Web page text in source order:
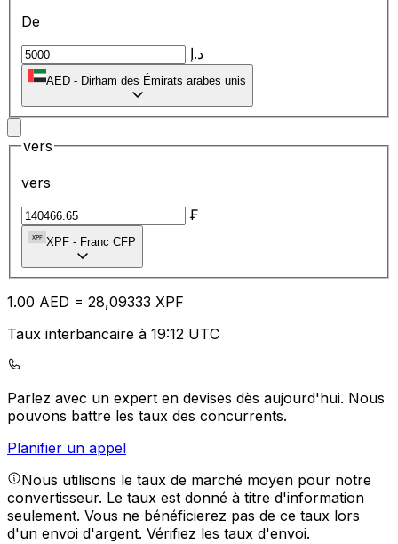
De
د.إ
AED - Dirham des Émirats arabes unis
vers
vers
₣
XPF - Franc CFP
1.00 AED = 28,09333 XPF
Taux interbancaire à 19:12 UTC
Parlez avec un expert en devises dès aujourd'hui. Nous
pouvons battre les taux des concurrents.
Planifier un appel
Nous utilisons le taux de marché moyen pour notre
convertisseur. Le taux est donné à titre d'information
seulement. Vous ne bénéficierez pas de ce taux lors
d'un envoi d'argent. Vérifiez les taux d'envoi.